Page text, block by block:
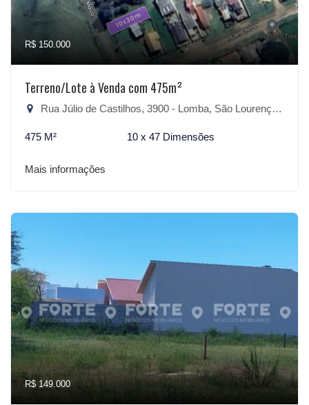
R$ 150.000
Terreno/Lote à Venda com 475m²
Rua Júlio de Castilhos, 3900 - Lomba, São Lourenço do Sul-RS
475 M² 10 x 47 Dimensões
Mais informações
R$ 149.000